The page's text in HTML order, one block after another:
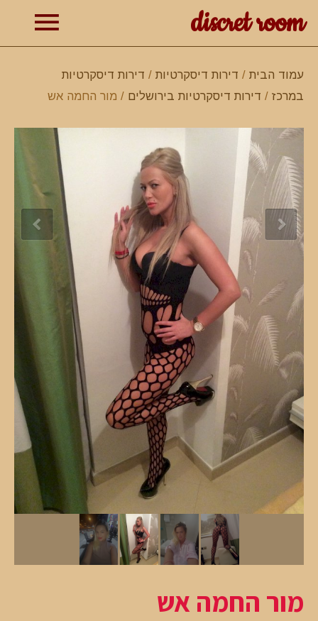
discret room
עמוד הבית / דירות דיסקרטיות / דירות דיסקרטיות
במרכז / דירות דיסקרטיות בירושלים / מור החמה אש
מור החמה אש